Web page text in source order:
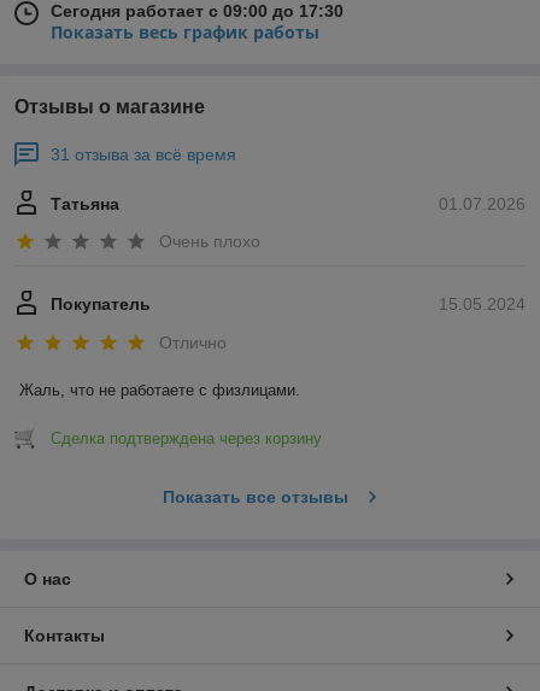
Сегодня работает с 09:00 до 17:30
Показать весь график работы
Отзывы о магазине
31 отзыва за всё время
01.07.2026
Татьяна
Очень плохо
15.05.2024
Покупатель
Отлично
Жаль, что не работаете с физлицами.
Сделка подтверждена через корзину
Показать все отзывы
О нас
Контакты